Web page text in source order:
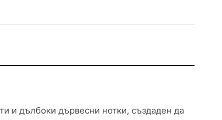
и дълбоки дървесни нотки, създаден да